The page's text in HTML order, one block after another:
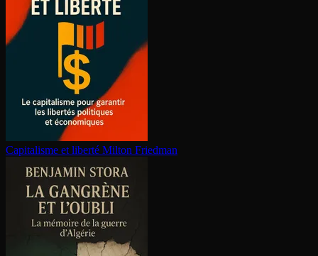
Capitalisme et liberté Milton Friedman